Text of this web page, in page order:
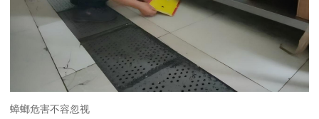
蟑螂危害不容忽视